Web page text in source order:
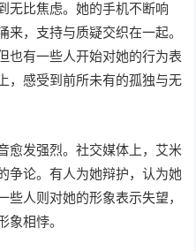
无比焦虑。她的手机不断响
，支持与质疑交织在一起。
也有一些人开始对她的行为表
，感受到前所未有的孤独与无
愈发强烈。社交媒体上，艾米
争论。有人为她辩护，认为她
人则对她的形象表示失望，
象相悖。